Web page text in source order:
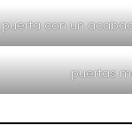
puerta con un
puertas